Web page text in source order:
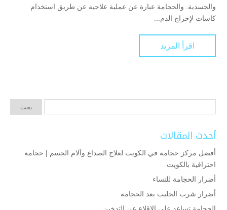
والجسدية. والحجامة عبارة عن عملية علاجية عن طريق استخدام
كاسات لإخراج الدم...
اقرأ المزيد
أحدث المقالات
أفضل مركز حجامة في الكويت لعلاج الصداع وآلام الجسم | حجامة
احترافية بالكويت
أضرار الحجامة للنساء
أضرار شرب الحليب بعد الحجامة